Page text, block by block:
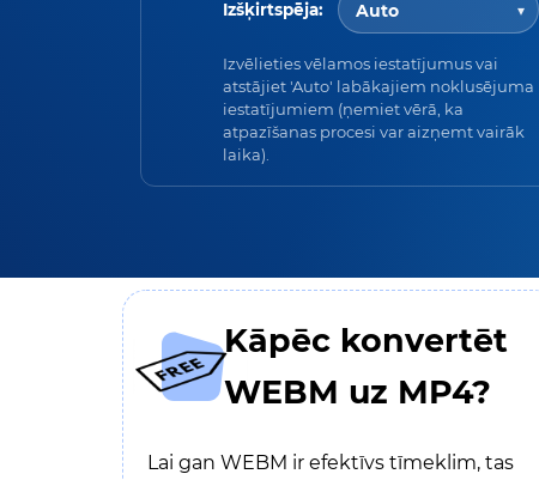
Izšķirtspēja:
Izvēlieties vēlamos iestatījumus vai
atstājiet 'Auto' labākajiem noklusējuma
iestatījumiem (ņemiet vērā, ka
atpazīšanas procesi var aizņemt vairāk
laika).
Kāpēc konvertēt
WEBM uz MP4?
Lai gan WEBM ir efektīvs tīmeklim, tas